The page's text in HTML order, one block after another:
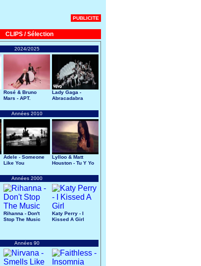
PUBLICITE
CLIPS / Sélection
2024/2025
Rosé & Bruno
Mars - APT.
Lady Gaga -
Abracadabra
Années 2010
Adele - Someone
Like You
Lylloo & Matt
Houston - Tu Y Yo
Années 2000
Rihanna - Don't
Stop The Music
Katy Perry - I
Kissed A Girl
Années 90